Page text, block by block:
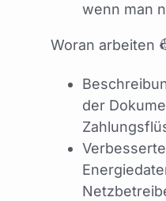
wenn man
Woran arbeiten
der